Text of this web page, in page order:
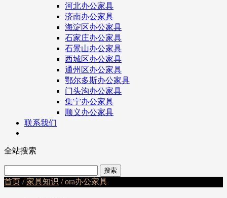
河北办公家具
济南办公家具
海淀区办公家具
石家庄办公家具
石景山办公家具
西城区办公家具
通州区办公家具
鄂尔多斯办公家具
门头沟办公家具
集宁办公家具
顺义办公家具
联系我们
全站搜索
首页 /家具知识 / ora办公家具